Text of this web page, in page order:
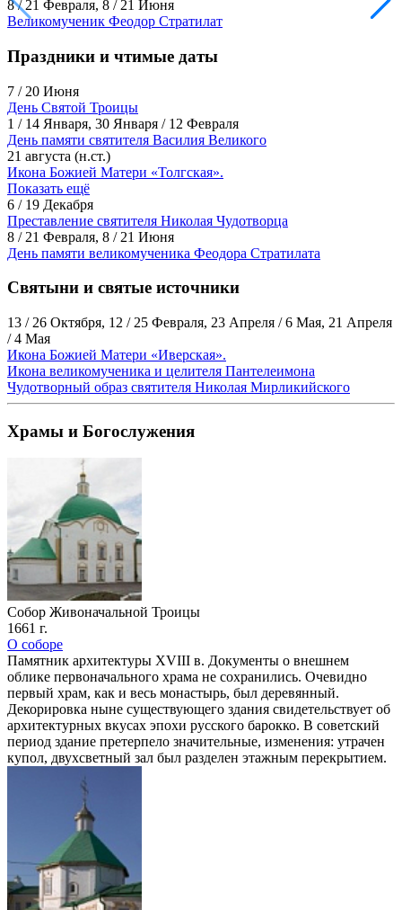
8 / 21 Февраля, 8 / 21 Июня
Великомученик Феодор Стратилат
Праздники и чтимые даты
7 / 20 Июня
День Святой Троицы
1 / 14 Января, 30 Января / 12 Февраля
День памяти святителя Василия Великого
21 августа (н.ст.)
Икона Божией Матери «Толгская».
Показать ещё
6 / 19 Декабря
Преставление святителя Николая Чудотворца
8 / 21 Февраля, 8 / 21 Июня
День памяти великомученика Феодора Стратилата
Святыни и святые источники
13 / 26 Октября, 12 / 25 Февраля, 23 Апреля / 6 Мая, 21 Апреля
/ 4 Мая
Икона Божией Матери «Иверская».
Икона великомученика и целителя Пантелеимона
Чудотворный образ святителя Николая Мирликийского
Храмы и Богослужения
Собор Живоначальной Троицы
1661 г.
О соборе
Памятник архитектуры XVIII в. Документы о внешнем
облике первоначального храма не сохранились. Очевидно
первый храм, как и весь монастырь, был деревянный.
Декорировка ныне существующего здания свидетельствует об
архитектурных вкусах эпохи русского барокко. В советский
период здание претерпело значительные, изменения: утрачен
купол, двухсветный зал был разделен этажным перекрытием.